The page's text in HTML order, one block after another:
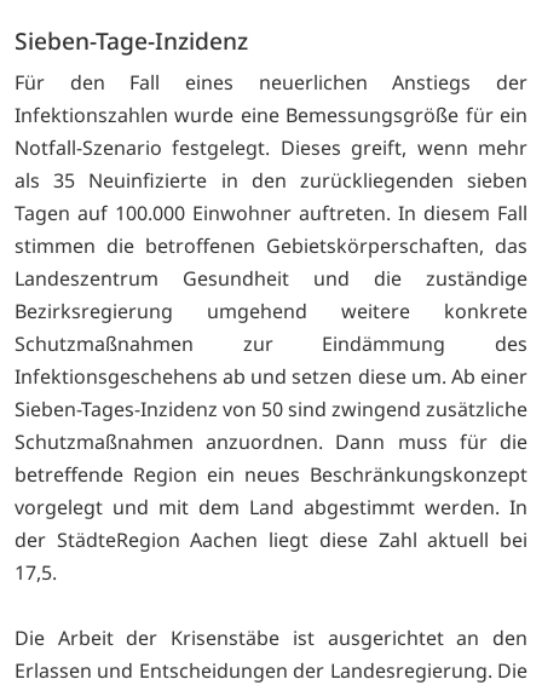
Sieben-Tage-Inzidenz
Für den Fall eines neuerlichen Anstiegs der
Infektionszahlen wurde eine Bemessungsgröße für ein
Notfall-Szenario festgelegt. Dieses greift, wenn mehr
als 35 Neuinfizierte in den zurückliegenden sieben
Tagen auf 100.000 Einwohner auftreten. In diesem Fall
stimmen die betroffenen Gebietskörperschaften, das
Landeszentrum Gesundheit und die zuständige
Bezirksregierung umgehend weitere konkrete
Schutzmaßnahmen zur Eindämmung des
Infektionsgeschehens ab und setzen diese um. Ab einer
Sieben-Tages-Inzidenz von 50 sind zwingend zusätzliche
Schutzmaßnahmen anzuordnen. Dann muss für die
betreffende Region ein neues Beschränkungskonzept
vorgelegt und mit dem Land abgestimmt werden. In
der StädteRegion Aachen liegt diese Zahl aktuell bei
17,5.
Die Arbeit der Krisenstäbe ist ausgerichtet an den
Erlassen und Entscheidungen der Landesregierung. Die